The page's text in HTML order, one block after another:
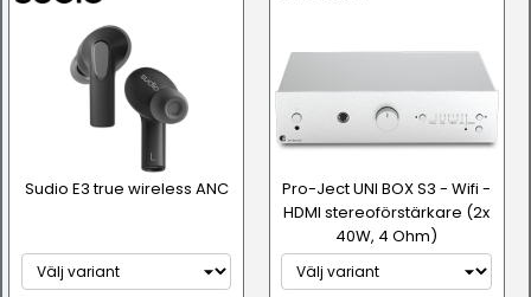
Sudio E3 true wireless ANC
Pro-Ject UNI BOX S3 - Wifi -
HDMI stereoförstärkare (2x
40W, 4 Ohm)